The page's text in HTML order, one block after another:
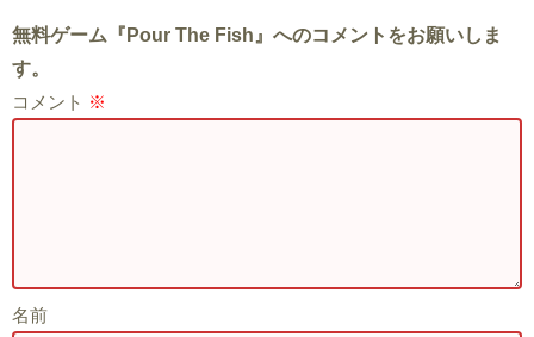
無料ゲーム『Pour The Fish』へのコメントをお願いしま
す。
コメント ※
名前